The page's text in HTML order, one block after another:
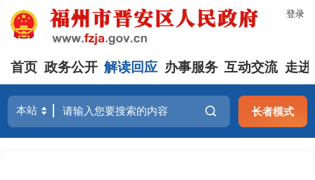
登录
首页 政务公开 解读回应 办事服务 互动交流 走进
长者模式